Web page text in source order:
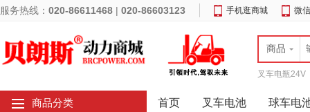
服务热线： 020-86611468 | 020-86603123 手机逛商城 微
商品
叉车电瓶24V
商品分类 首页 叉车电池 球车电